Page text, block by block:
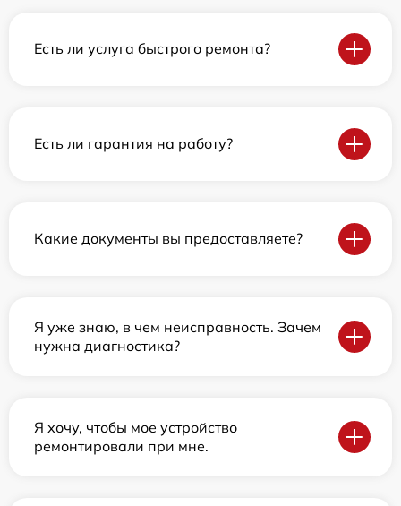
Есть ли услуга быстрого ремонта?
Есть ли гарантия на работу?
Какие документы вы предоставляете?
Я уже знаю, в чем неисправность. Зачем
нужна диагностика?
Я хочу, чтобы мое устройство
ремонтировали при мне.